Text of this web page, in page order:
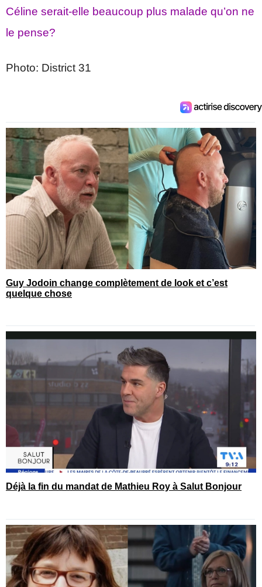
Céline serait-elle beaucoup plus malade qu’on ne
le pense?
Photo: District 31
Guy Jodoin change complètement de look et c’est
quelque chose
Déjà la fin du mandat de Mathieu Roy à Salut Bonjour